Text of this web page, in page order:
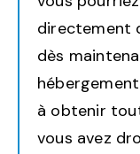
directement
dès
à obtenir
vous avez